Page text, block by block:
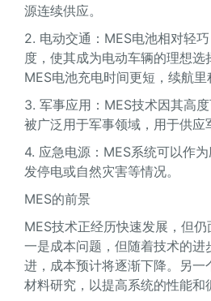
源连续供应。
2. 电动交通：MES电池相对轻
度，使其成为电动车辆的理想选
MES电池充电时间更短，续航里
3. 军事应用：MES技术因其高
被广泛用于军事领域，用于供应
4. 应急电源：MES系统可以作
发停电或自然灾害等情况。
MES的前景
MES技术正经历快速发展，但
一是成本问题，但随着技术的进
进，成本预计将逐渐下降。另一
材料研究，以提高系统的性能和